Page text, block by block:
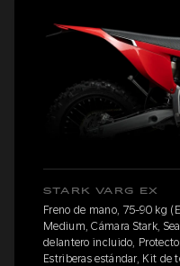
STARK VARG EX
Freno de mano, 75-90 kg
Medium, Cámara Stark,
delantero incluido,
Estriberas estándar, Kit de